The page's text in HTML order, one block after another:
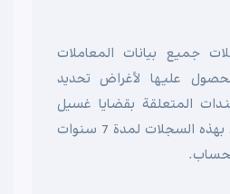
جميع بيانات المعاملات
عليها لأغراض تحديد
المتعلقة بقضايا غسيل
الأموال. يتم الاحتفاظ بهذه السجلات لمدة 7 سنوات